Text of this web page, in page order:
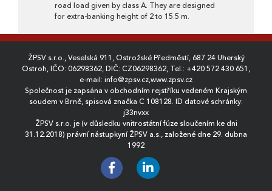
road load given by class A. They are designed
for extra-banking height of 2 to 15.5 m.
ŽPSV s.r.o., Veselská 911, Ostrožské Předměstí, 687 24 Uherský
Ostroh, IČO: 06298362, DIČ: CZ06298362, Tel.: +420 572 430 651 ,
e-mail: info@zpsv.cz,www.zpsv.cz
Společnost je zapsána v obchodním rejstříku vedeném Krajským
soudem v Brně, spisová značka C 108128. ID datové schránky:
j33nvxx
ŽPSV s.r.o. je (v důsledku vnitrostátní fúze sloučením ke dni
31.12.2018) právní nástupkyní ŽPSV a.s., založené dne 29. dubna
1992